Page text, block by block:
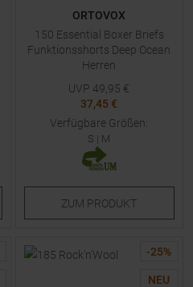
ORTOVOX
150 Essential Boxer Briefs
Funktionsshorts Deep Ocean
Herren
UVP 49,95 €
37,45 €
Verfügbare Größen:
S | M
ZUM PRODUKT
-25%
NEU